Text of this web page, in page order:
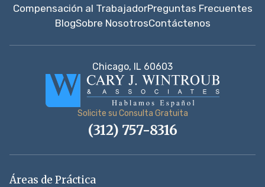
Compensación al TrabajadorPreguntas Frecuentes
BlogSobre NosotrosContáctenos
Chicago, IL 60603
Solicite su Consulta Gratuita
(312) 757-8316
Áreas de Práctica